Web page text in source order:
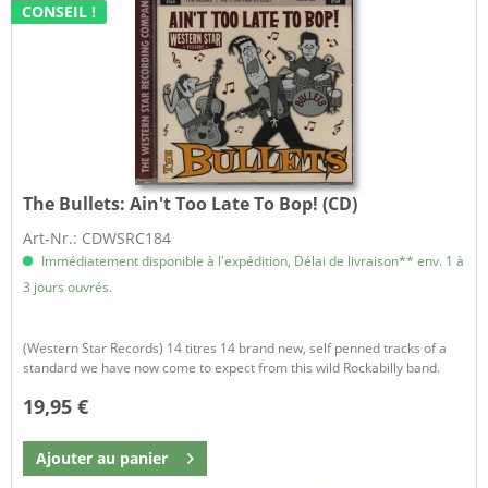
CONSEIL !
The Bullets: Ain't Too Late To Bop! (CD)
Art-Nr.: CDWSRC184
Immédiatement disponible à l'expédition, Délai de livraison** env. 1 à
3 jours ouvrés.
(Western Star Records) 14 titres 14 brand new, self penned tracks of a
standard we have now come to expect from this wild Rockabilly band.
19,95 €
Ajouter au panier